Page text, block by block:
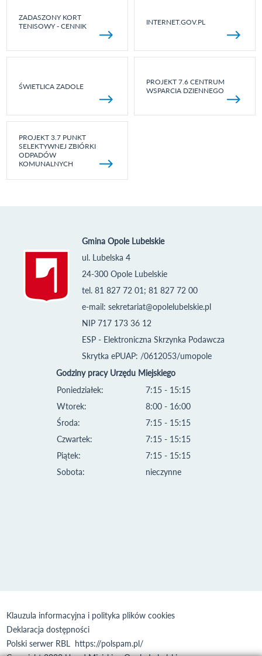
ZADASZONY KORT
TENISOWY - CENNIK
INTERNET.GOV.PL
ŚWIETLICA ZADOLE
PROJEKT 7.6 CENTRUM
WSPARCIA DZIENNEGO
PROJEKT 3.7 PUNKT
SELEKTYWNEJ ZBIÓRKI
ODPADÓW
KOMUNALNYCH
Gmina Opole Lubelskie
ul. Lubelska 4
24-300 Opole Lubelskie
tel. 81 827 72 01; 81 827 72 00
e-mail: sekretariat@opolelubelskie.pl
NIP 717 173 36 12
ESP - Elektroniczna Skrzynka Podawcza
Skrytka ePUAP: /0612053/umopole
Godziny pracy Urzędu Miejskiego
Poniedziałek:
Wtorek:
Środa:
Czwartek:
Piątek:
Sobota:
7:15 - 15:15
8:00 - 16:00
7:15 - 15:15
7:15 - 15:15
7:15 - 15:15
nieczynne
Klauzula informacyjna i polityka plików cookies
Deklaracja dostępności
Polski serwer RBL https://polspam.pl/